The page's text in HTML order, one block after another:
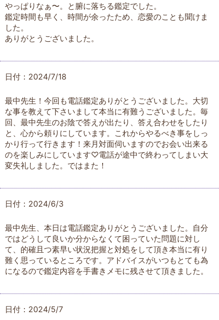
やっぱりなぁ〜。と腑に落ちる鑑定でした。
鑑定時間も早く、時間が余ったため、恋愛のことも聞けま
した。
ありがとうございました。
日付：2024/7/18
最中先生！今回も電話鑑定ありがとうございました。大切
な事を教えて下さいまして本当に有難うございました。毎
回、最中先生のお陰で答えが出たり、答え合わせをしたり
と、心から頼りにしています。これからやるべき事をしっ
かり行って行きます！来月対面伺いますのでお会い出来る
のを楽しみにしています♡電話が途中で終わってしまい大
変失礼しました。ではまた！
日付：2024/6/3
最中先生、本日は電話鑑定ありがとうございました。自分
ではどうして良いか分からなくて困っていた問題に対し
て、的確且つ素早い状況把握と対処をして頂き本当に有り
難く思っているところです。アドバイスがいつもとても為
になるので鑑定内容を手書きメモに残させて頂きました。
日付：2024/5/7